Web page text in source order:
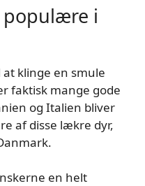
populære i
klinge en smule
faktisk mange gode
og Italien bliver
af disse lækre dyr,
en helt